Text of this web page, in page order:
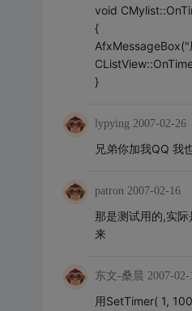
void
{
}
lypying 2007-02-26
兄弟你加我QQ 我
patron 2007-02-16
那是测试用的,实
来
东文-桑晨 2007-02-
用SetTimer( 1,